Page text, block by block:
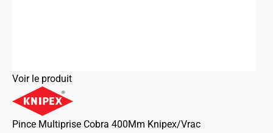
Voir le produit
Pince Multiprise Cobra 400Mm Knipex/Vrac